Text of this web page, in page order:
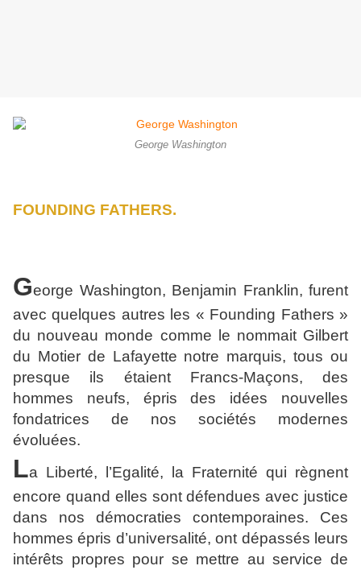
George Washington
FOUNDING FATHERS.
George Washington, Benjamin Franklin, furent
avec quelques autres les « Founding Fathers »
du nouveau monde comme le nommait Gilbert
du Motier de Lafayette notre marquis, tous ou
presque ils étaient Francs-Maçons, des
hommes neufs, épris des idées nouvelles
fondatrices de nos sociétés modernes
évoluées.
La Liberté, l’Egalité, la Fraternité qui règnent
encore quand elles sont défendues avec justice
dans nos démocraties contemporaines. Ces
hommes épris d’universalité, ont dépassés leurs
intérêts propres pour se mettre au service de